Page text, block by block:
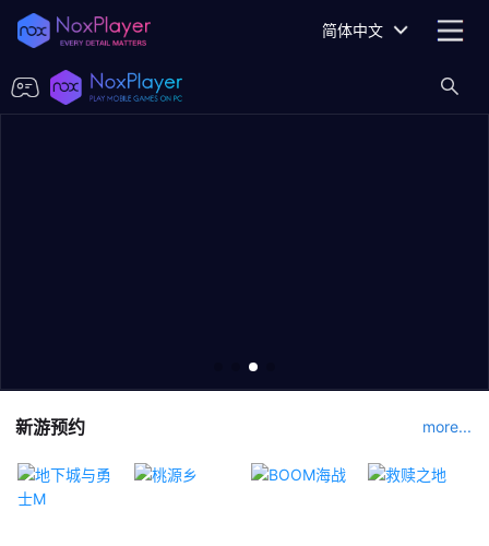
简体中文
新游预约 more...